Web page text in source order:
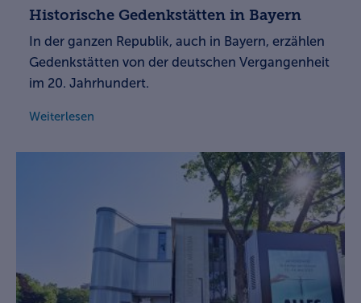
Historische Gedenkstätten in Bayern
In der ganzen Republik, auch in Bayern, erzählen
Gedenkstätten von der deutschen Vergangenheit
im 20. Jahrhundert.
Weiterlesen